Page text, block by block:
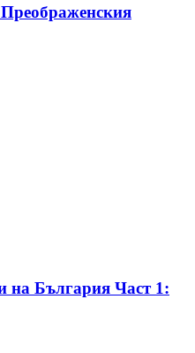
на България Част 1: